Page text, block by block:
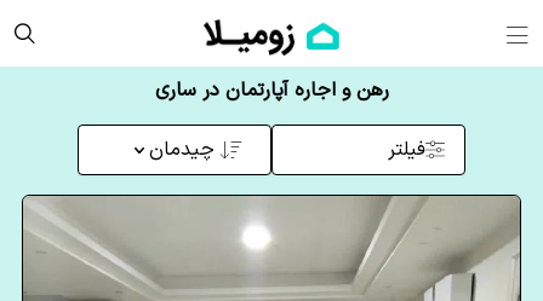
رهن و اجاره آپارتمان در ساری
فیلتر چیدمان